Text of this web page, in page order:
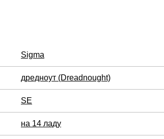
Sigma
дредноут (Dreadnought)
SE
на 14 ладу